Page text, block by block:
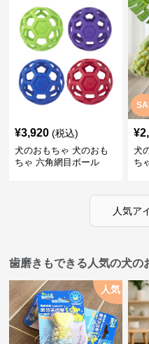
¥3,920 (税込)
犬のおもちゃ 犬のおも
ちゃ 六角網目ボール
¥
犬
ち
人気ア
歯磨きもできる人気の犬の
人気